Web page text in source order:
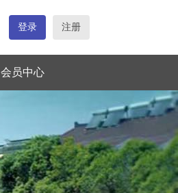
登录 注册
会员中心